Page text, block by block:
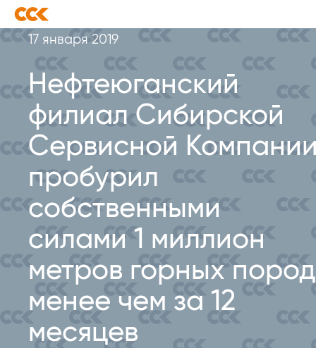
17 января 2019
Нефтеюганский
филиал Сибирской
Сервисной
пробурил
собственными
силами 1 миллион
метров горных пород
менее чем за 12
месяцев